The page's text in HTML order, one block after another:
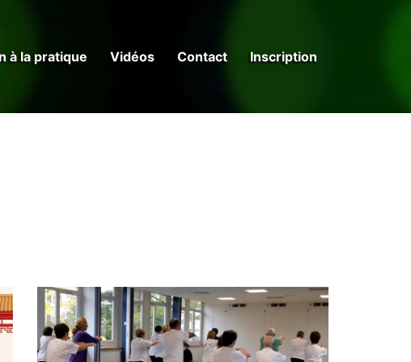
à la pratique Vidéos Contact Inscription